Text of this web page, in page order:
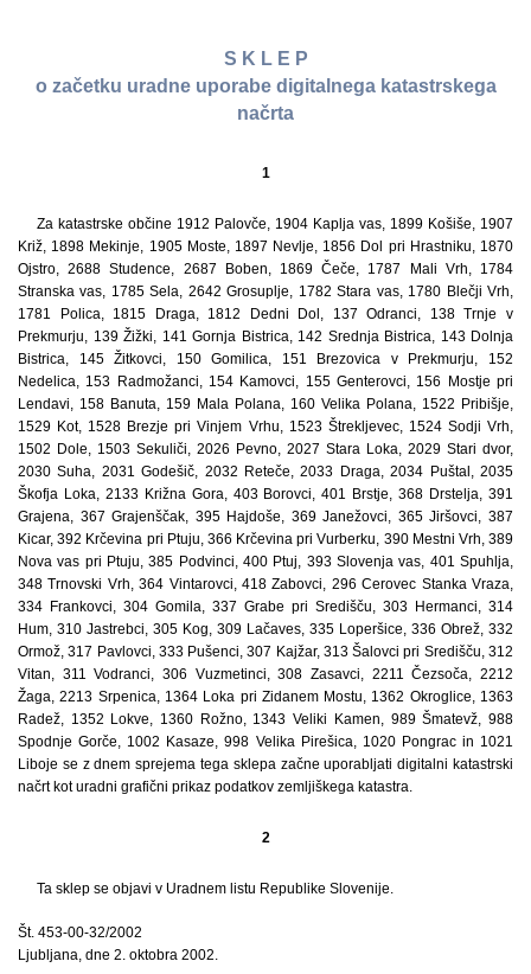
S K L E P
o začetku uradne uporabe digitalnega katastrskega
načrta
1
Za katastrske občine 1912 Palovče, 1904 Kaplja vas, 1899 Košiše, 1907
Križ, 1898 Mekinje, 1905 Moste, 1897 Nevlje, 1856 Dol pri Hrastniku, 1870
Ojstro, 2688 Studence, 2687 Boben, 1869 Čeče, 1787 Mali Vrh, 1784
Stranska vas, 1785 Sela, 2642 Grosuplje, 1782 Stara vas, 1780 Blečji Vrh,
1781 Polica, 1815 Draga, 1812 Dedni Dol, 137 Odranci, 138 Trnje v
Prekmurju, 139 Žižki, 141 Gornja Bistrica, 142 Srednja Bistrica, 143 Dolnja
Bistrica, 145 Žitkovci, 150 Gomilica, 151 Brezovica v Prekmurju, 152
Nedelica, 153 Radmožanci, 154 Kamovci, 155 Genterovci, 156 Mostje pri
Lendavi, 158 Banuta, 159 Mala Polana, 160 Velika Polana, 1522 Pribišje,
1529 Kot, 1528 Brezje pri Vinjem Vrhu, 1523 Štrekljevec, 1524 Sodji Vrh,
1502 Dole, 1503 Sekuliči, 2026 Pevno, 2027 Stara Loka, 2029 Stari dvor,
2030 Suha, 2031 Godešič, 2032 Reteče, 2033 Draga, 2034 Puštal, 2035
Škofja Loka, 2133 Križna Gora, 403 Borovci, 401 Brstje, 368 Drstelja, 391
Grajena, 367 Grajenščak, 395 Hajdoše, 369 Janežovci, 365 Jiršovci, 387
Kicar, 392 Krčevina pri Ptuju, 366 Krčevina pri Vurberku, 390 Mestni Vrh, 389
Nova vas pri Ptuju, 385 Podvinci, 400 Ptuj, 393 Slovenja vas, 401 Spuhlja,
348 Trnovski Vrh, 364 Vintarovci, 418 Zabovci, 296 Cerovec Stanka Vraza,
334 Frankovci, 304 Gomila, 337 Grabe pri Središču, 303 Hermanci, 314
Hum, 310 Jastrebci, 305 Kog, 309 Lačaves, 335 Loperšice, 336 Obrež, 332
Ormož, 317 Pavlovci, 333 Pušenci, 307 Kajžar, 313 Šalovci pri Središču, 312
Vitan, 311 Vodranci, 306 Vuzmetinci, 308 Zasavci, 2211 Čezsoča, 2212
Žaga, 2213 Srpenica, 1364 Loka pri Zidanem Mostu, 1362 Okroglice, 1363
Radež, 1352 Lokve, 1360 Rožno, 1343 Veliki Kamen, 989 Šmatevž, 988
Spodnje Gorče, 1002 Kasaze, 998 Velika Pirešica, 1020 Pongrac in 1021
Liboje se z dnem sprejema tega sklepa začne uporabljati digitalni katastrski
načrt kot uradni grafični prikaz podatkov zemljiškega katastra.
2
Ta sklep se objavi v Uradnem listu Republike Slovenije.
Št. 453-00-32/2002
Ljubljana, dne 2. oktobra 2002.